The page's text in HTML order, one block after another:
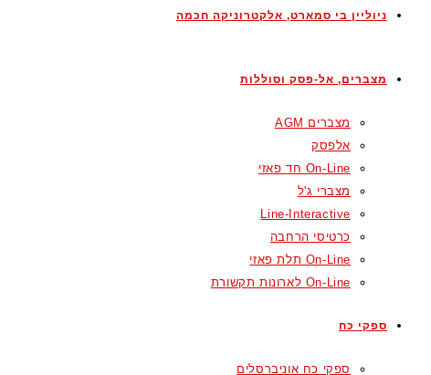
ניוליין בי סמארט, אלקטרוניקה חכמה
מצברים, אל-פסק וסוללות
מצברים AGM
אלפסק
On-Line חד פאזי
מצברי ג'ל
Line-Interactive
כרטיסי הרחבה
On-Line תלת פאזי
On-Line לארונות תקשורת
ספקי כח
ספקי כח אוניברסלים